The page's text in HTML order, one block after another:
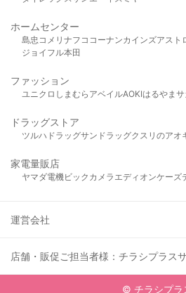
ホームセンター
島忠 コメリ ナフコ コーナンカインズアスト
ジョイフル本田
ファッション
ユニクロ しまむら アベイルAOKIはるやま
ドラッグストア
ツルハドラッグサンドラッグクスリのアオ
家電量販店
ヤマダ電機ビックカメラ エディオンケーズ
運営会社
店舗・販促ご担当者様：チラシプラス
© チラシプラ